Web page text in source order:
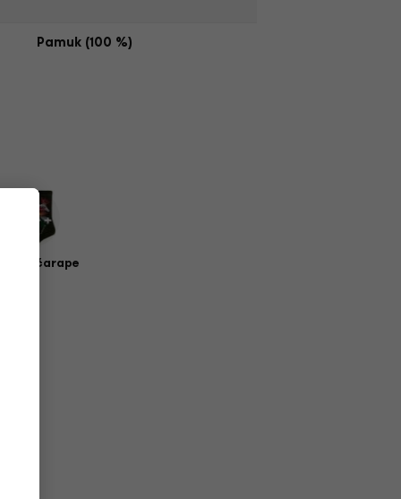
Pamuk (100 %)
čarape